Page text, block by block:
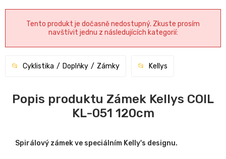
Tento produkt je dočasně nedostupný. Zkuste prosím
navštívit jednu z následujících kategorií:
Cyklistika Doplňky Zámky Kellys
Popis produktu Zámek Kellys COIL
KL-051 120cm
Spirálový zámek ve speciálním Kelly's designu.